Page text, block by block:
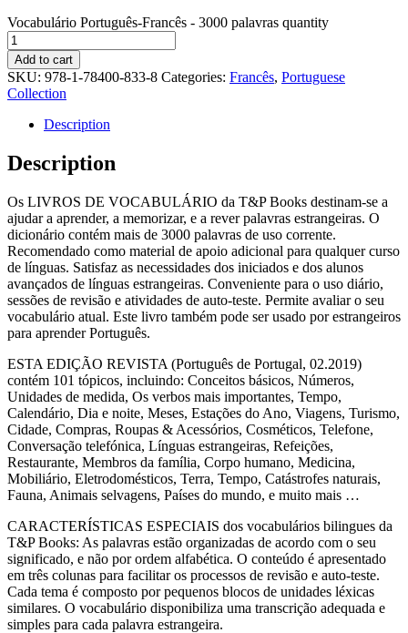
Vocabulário Português-Francês - 3000 palavras quantity
Add to cart
SKU: 978-1-78400-833-8 Categories: Francês, Portuguese
Collection
Description
Description
Os LIVROS DE VOCABULÁRIO da T&P Books destinam-se a
ajudar a aprender, a memorizar, e a rever palavras estrangeiras. O
dicionário contém mais de 3000 palavras de uso corrente.
Recomendado como material de apoio adicional para qualquer curso
de línguas. Satisfaz as necessidades dos iniciados e dos alunos
avançados de línguas estrangeiras. Conveniente para o uso diário,
sessões de revisão e atividades de auto-teste. Permite avaliar o seu
vocabulário atual. Este livro também pode ser usado por estrangeiros
para aprender Português.
ESTA EDIÇÃO REVISTA (Português de Portugal, 02.2019)
contém 101 tópicos, incluindo: Conceitos básicos, Números,
Unidades de medida, Os verbos mais importantes, Tempo,
Calendário, Dia e noite, Meses, Estações do Ano, Viagens, Turismo,
Cidade, Compras, Roupas & Acessórios, Cosméticos, Telefone,
Conversação telefónica, Línguas estrangeiras, Refeições,
Restaurante, Membros da família, Corpo humano, Medicina,
Mobiliário, Eletrodomésticos, Terra, Tempo, Catástrofes naturais,
Fauna, Animais selvagens, Países do mundo, e muito mais …
CARACTERÍSTICAS ESPECIAIS dos vocabulários bilingues da
T&P Books: As palavras estão organizadas de acordo com o seu
significado, e não por ordem alfabética. O conteúdo é apresentado
em três colunas para facilitar os processos de revisão e auto-teste.
Cada tema é composto por pequenos blocos de unidades léxicas
similares. O vocabulário disponibiliza uma transcrição adequada e
simples para cada palavra estrangeira.